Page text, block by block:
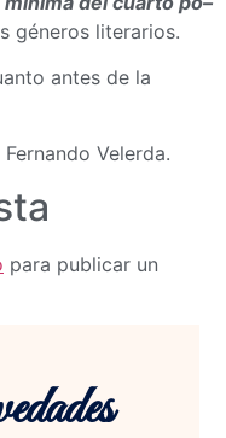
géneros literarios.
antes de la
Velerda.
para publicar un